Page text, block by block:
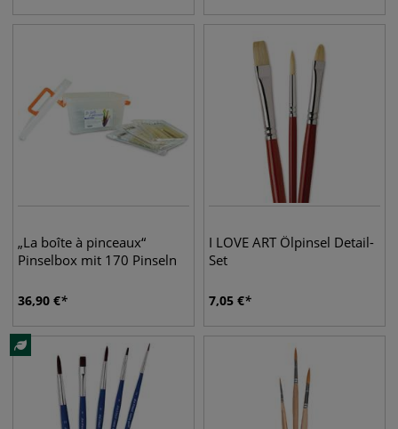
„La boîte à pinceaux“
Pinselbox mit 170 Pinseln
36,90 €
I LOVE ART Ölpinsel Detail-
Set
7,05 €